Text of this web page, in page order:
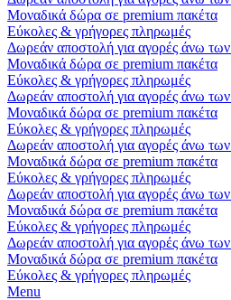
Μοναδικά δώρα σε premium πακέτα
Εύκολες & γρήγορες πληρωμές
Δωρεάν αποστολή για αγορές άνω
Μοναδικά δώρα σε premium πακέτα
Εύκολες & γρήγορες πληρωμές
Δωρεάν αποστολή για αγορές άνω
Μοναδικά δώρα σε premium πακέτα
Εύκολες & γρήγορες πληρωμές
Δωρεάν αποστολή για αγορές άνω
Μοναδικά δώρα σε premium πακέτα
Εύκολες & γρήγορες πληρωμές
Δωρεάν αποστολή για αγορές άνω
Μοναδικά δώρα σε premium πακέτα
Εύκολες & γρήγορες πληρωμές
Δωρεάν αποστολή για αγορές άνω
Μοναδικά δώρα σε premium πακέτα
Εύκολες & γρήγορες πληρωμές
Menu